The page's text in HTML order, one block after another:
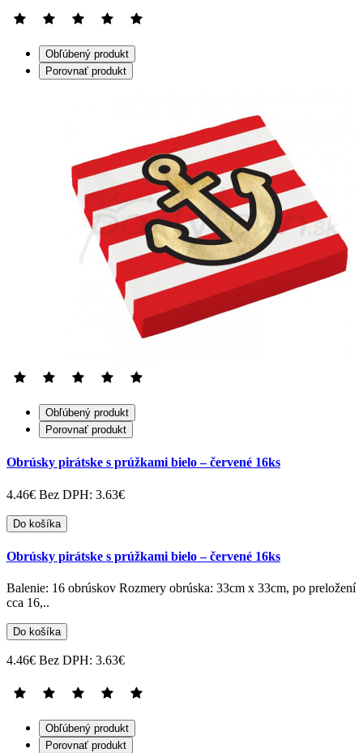
Obľúbený produkt
Porovnať produkt
Obľúbený produkt
Porovnať produkt
Obrúsky pirátske s prúžkami bielo – červené 16ks
4.46€ Bez DPH: 3.63€
Do košíka
Obrúsky pirátske s prúžkami bielo – červené 16ks
Balenie: 16 obrúskov Rozmery obrúska: 33cm x 33cm, po preložení
cca 16,..
Do košíka
4.46€ Bez DPH: 3.63€
Obľúbený produkt
Porovnať produkt